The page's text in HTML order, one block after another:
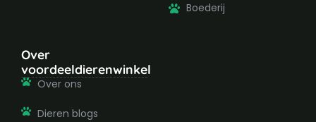
Boederij
Over
voordeeldierenwinkel
Over ons
Dieren blogs